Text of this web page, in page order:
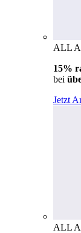
ALL
15%
bei
Jetzt
ALL